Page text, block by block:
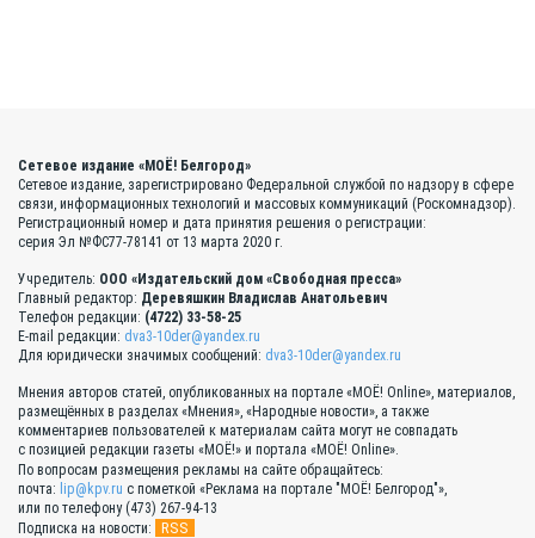
Сетевое издание «МОЁ! Белгород»
Сетевое издание, зарегистрировано Федеральной службой по надзору в сфере
связи, информационных технологий и массовых коммуникаций (Роскомнадзор).
Регистрационный номер и дата принятия решения о регистрации:
серия Эл №ФС77-78141 от 13 марта 2020 г.
Учредитель: ООО «Издательский дом «Свободная пресса»
Главный редактор: Деревяшкин Владислав Анатольевич
Телефон редакции: (4722) 33-58-25
E-mail редакции: dva3-10der@yandex.ru
Для юридически значимых сообщений: dva3-10der@yandex.ru
Мнения авторов статей, опубликованных на портале «МОЁ! Online», материалов,
размещённых в разделах «Мнения», «Народные новости», а также
комментариев пользователей к материалам сайта могут не совпадать
с позицией редакции газеты «МОЁ!» и портала «МОЁ! Online».
По вопросам размещения рекламы на сайте обращайтесь:
почта: lip@kpv.ru с пометкой «Реклама на портале "МОЁ! Белгород"»,
или по телефону (473) 267-94-13
Подписка на новости:
RSS